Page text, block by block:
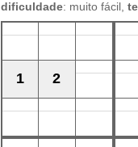
dificuldade: muito fácil,
1 2